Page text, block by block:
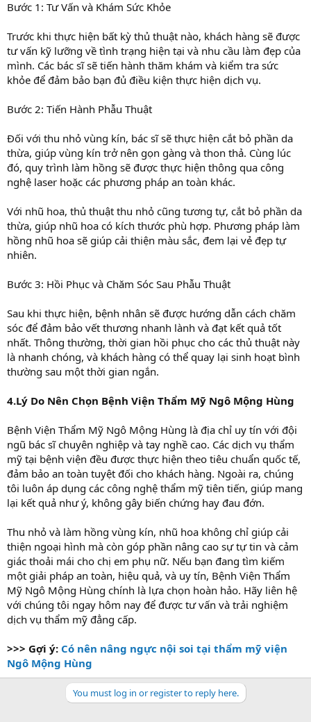
Bước 1: Tư Vấn và Khám Sức Khỏe
Trước khi thực hiện bất kỳ thủ thuật nào, khách hàng sẽ được
tư vấn kỹ lưỡng về tình trạng hiện tại và nhu cầu làm đẹp của
mình. Các bác sĩ sẽ tiến hành thăm khám và kiểm tra sức
khỏe để đảm bảo bạn đủ điều kiện thực hiện dịch vụ.
Bước 2: Tiến Hành Phẫu Thuật
Đối với thu nhỏ vùng kín, bác sĩ sẽ thực hiện cắt bỏ phần da
thừa, giúp vùng kín trở nên gọn gàng và thon thả. Cùng lúc
đó, quy trình làm hồng sẽ được thực hiện thông qua công
nghệ laser hoặc các phương pháp an toàn khác.
Với nhũ hoa, thủ thuật thu nhỏ cũng tương tự, cắt bỏ phần da
thừa, giúp nhũ hoa có kích thước phù hợp. Phương pháp làm
hồng nhũ hoa sẽ giúp cải thiện màu sắc, đem lại vẻ đẹp tự
nhiên.
Bước 3: Hồi Phục và Chăm Sóc Sau Phẫu Thuật
Sau khi thực hiện, bệnh nhân sẽ được hướng dẫn cách chăm
sóc để đảm bảo vết thương nhanh lành và đạt kết quả tốt
nhất. Thông thường, thời gian hồi phục cho các thủ thuật này
là nhanh chóng, và khách hàng có thể quay lại sinh hoạt bình
thường sau một thời gian ngắn.
4.Lý Do Nên Chọn Bệnh Viện Thẩm Mỹ Ngô Mộng Hùng
Bệnh Viện Thẩm Mỹ Ngô Mộng Hùng là địa chỉ uy tín với đội
ngũ bác sĩ chuyên nghiệp và tay nghề cao. Các dịch vụ thẩm
mỹ tại bệnh viện đều được thực hiện theo tiêu chuẩn quốc tế,
đảm bảo an toàn tuyệt đối cho khách hàng. Ngoài ra, chúng
tôi luôn áp dụng các công nghệ thẩm mỹ tiên tiến, giúp mang
lại kết quả như ý, không gây biến chứng hay đau đớn.
Thu nhỏ và làm hồng vùng kín, nhũ hoa không chỉ giúp cải
thiện ngoại hình mà còn góp phần nâng cao sự tự tin và cảm
giác thoải mái cho chị em phụ nữ. Nếu bạn đang tìm kiếm
một giải pháp an toàn, hiệu quả, và uy tín, Bệnh Viện Thẩm
Mỹ Ngô Mộng Hùng chính là lựa chọn hoàn hảo. Hãy liên hệ
với chúng tôi ngay hôm nay để được tư vấn và trải nghiệm
dịch vụ thẩm mỹ đẳng cấp.
>>> Gợi ý: Có nên nâng ngực nội soi tại thẩm mỹ viện
Ngô Mộng Hùng
You must log in or register to reply here.